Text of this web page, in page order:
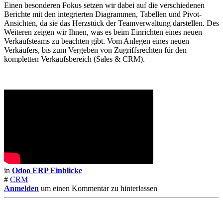
Einen besonderen Fokus setzen wir dabei auf die verschiedenen
Berichte mit den integrierten Diagrammen, Tabellen und Pivot-
Ansichten, da sie das Herzstück der Teamverwaltung darstellen. Des
Weiteren zeigen wir Ihnen, was es beim Einrichten eines neuen
Verkaufsteams zu beachten gibt. Vom Anlegen eines neuen
Verkäufers, bis zum Vergeben von Zugriffsrechten für den
kompletten Verkaufsbereich (Sales & CRM).
in Odoo ERP Einblicke
# CRM
Anmelden um einen Kommentar zu hinterlassen